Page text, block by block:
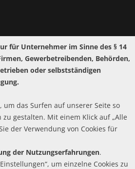
Copyright © hestomed GmbH 2026
für Unternehmer im Sinne des § 14
Gewerbetreibenden, Behörden,
oder selbstständigen
um das Surfen auf unserer Seite so
gestalten. Mit einem Klick auf „Alle
der Verwendung von Cookies für
der Nutzungserfahrungen.
um einzelne Cookies zu